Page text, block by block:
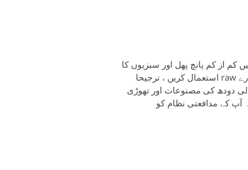
از کم پانچ پھل اور سبزیوں کا
استعمال کریں ، ترجیحا raw خام ، تمام رنگوں اور اقسام میں سے۔ تھوڑا سا گوشت ، بہت سارے
دودھ کی مصنوعات اور تھوڑی
کے مدافعتی نظام کو